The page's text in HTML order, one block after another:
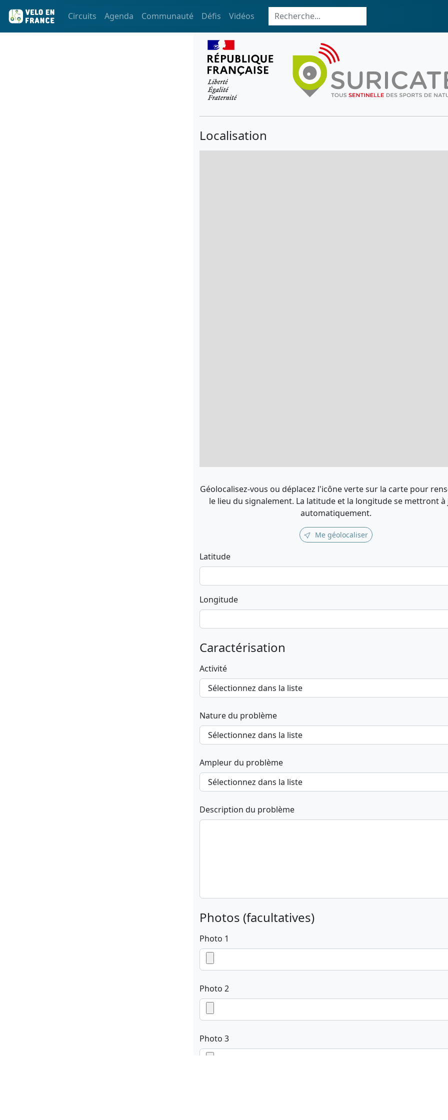
Circuits Agenda Communauté Défis Vidéos
Localisation
Géolocalisez-vous ou déplacez l'icône verte sur la carte pour
le lieu du signalement. La latitude et la longitude se mettront
automatiquement.
Me géolocaliser
Latitude
Longitude
Caractérisation
Activité
Nature du problème
Ampleur du problème
Description du problème
Photos (facultatives)
Photo 1
Photo 2
Photo 3